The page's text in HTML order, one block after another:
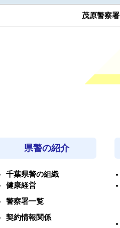
茂原警察署
県警の紹介
千葉県警の組織
健康経営
警察署一覧
契約情報関係